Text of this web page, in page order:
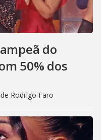
do
50% dos
Rodrigo Faro